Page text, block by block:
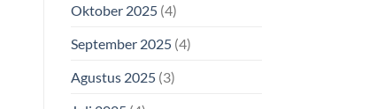
Oktober 2025(4)
September 2025(4)
Agustus 2025(3)